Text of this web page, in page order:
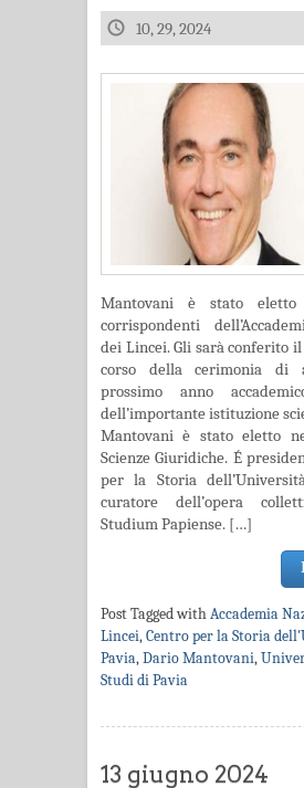
10, 29, 2024
Mantovani è stato eletto
corrispondenti
dei Lincei. Gli sarà conferito
corso della cerimonia di
prossimo anno
dell’importante istituzione
Mantovani è stato eletto
Scienze Giuridiche. É
per la Storia
curatore dell’opera
Studium Papiense. […]
Post Tagged withAccademia
Lincei,Centro per la Storia
Pavia,Dario Mantovani,
Studi di Pavia
13 giugno 2024